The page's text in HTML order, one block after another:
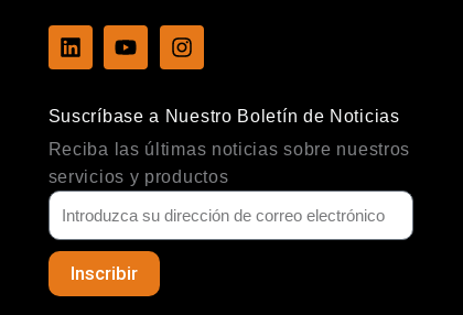
L
i
e
d
i
n
Y
o
u
b
e
I
n
a
g
r
a
m
Suscríbase a Nuestro Boletín de Noticias
Reciba las últimas noticias sobre nuestros
servicios y productos
Inscribir